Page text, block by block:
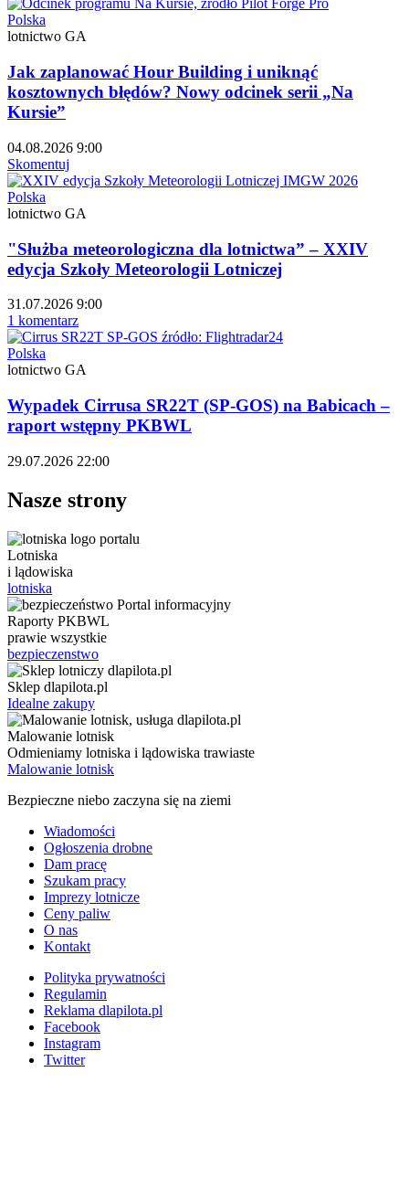
Polska
lotnictwo GA
Jak zaplanować Hour Building i uniknąć
kosztownych błędów? Nowy odcinek serii „Na
Kursie”
04.08.2026 9:00
Skomentuj
Polska
lotnictwo GA
"Służba meteorologiczna dla lotnictwa” – XXIV
edycja Szkoły Meteorologii Lotniczej
31.07.2026 9:00
1 komentarz
Polska
lotnictwo GA
Wypadek Cirrusa SR22T (SP-GOS) na Babicach –
raport wstępny PKBWL
29.07.2026 22:00
Nasze strony
Lotniska
i lądowiska
lotniska
Raporty PKBWL
prawie wszystkie
bezpieczenstwo
Sklep dlapilota.pl
Idealne zakupy
Malowanie lotnisk
Odmieniamy lotniska i lądowiska trawiaste
Malowanie lotnisk
Bezpieczne niebo zaczyna się na ziemi
Wiadomości
Ogłoszenia drobne
Dam pracę
Szukam pracy
Imprezy lotnicze
Ceny paliw
O nas
Kontakt
Polityka prywatności
Regulamin
Reklama dlapilota.pl
Facebook
Instagram
Twitter